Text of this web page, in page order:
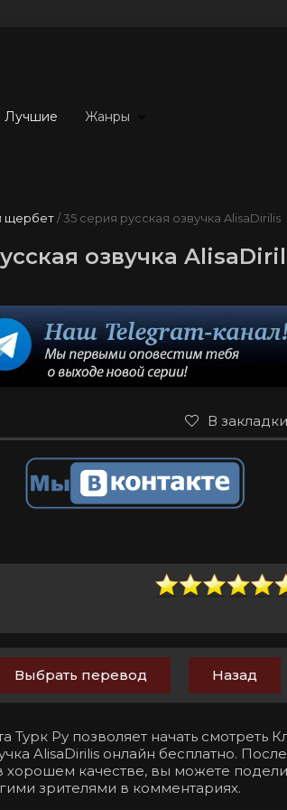
Лучшие Жанры
щербет/ 35 серия русская озвучка AlisaDirilis
озвучка
В закладки
Выбрать перевод Назад
Турк Ру позволяет начать
AlisaDirilis онлайн бесплатно.
хорошем качестве, вы можете
зрителями в комментариях.